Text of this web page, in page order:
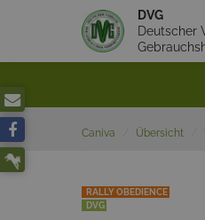
DVG
Deutscher
Caniva Übersicht
RALLY OBEDIENCE
DVG